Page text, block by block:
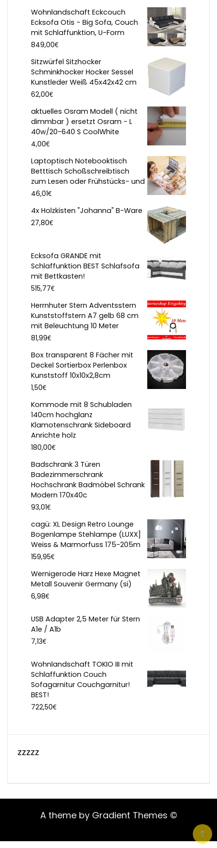
Wohnlandschaft Eckcouch
Ecksofa Otis - Big Sofa, Couch
mit Schlaffunktion, U-Form
849,00€
Sitzwürfel Sitzhocker
Schminkhocker Hocker Sessel
Kunstleder Weiß 45x42x42 cm
62,00€
aktuelles Osram Modell ( nicht
dimmbar ) ersetzt Osram - L
40w/20-640 S CoolWhite
4,00€
Laptoptisch Notebooktisch
Betttisch Schoßschreibtisch
zum Lesen oder Frühstücks- und
46,01€
4x Holzkisten "Johanna" B-Ware
27,80€
Ecksofa GRANDE mit
Schlaffunktion BEST Schlafsofa
mit Bettkasten!
515,77€
Herrnhuter Stern Adventsstern
Kunststoffstern A7 gelb 68 cm
mit Beleuchtung 10 Meter
81,99€
Box transparent 8 Fächer mit
Deckel Sortierbox Perlenbox
Kunststoff 10x10x2,8cm
1,50€
Kommode mit 8 Schubladen
140cm hochglanz
Klamotenschrank Sideboard
Anrichte holz
180,00€
Badschrank 3 Türen
Badezimmerschrank
Hochschrank Badmöbel Schrank
Modern 170x40c
93,01€
cagü: XL Design Retro Lounge
Bogenlampe Stehlampe (LUXX]
Weiss & Marmorfuss 175-205m
159,95€
Wernigerode Harz Hexe Magnet
Metall Souvenir Germany (si)
6,98€
USB Adapter 2,5 Meter für Stern
A1e / A1b
7,13€
Wohnlandschaft TOKIO III mit
Schlaffunktion Couch
Sofagarnitur Couchgarnitur!
BEST!
722,50€
zzzzz
A theme by Gradient Themes ©